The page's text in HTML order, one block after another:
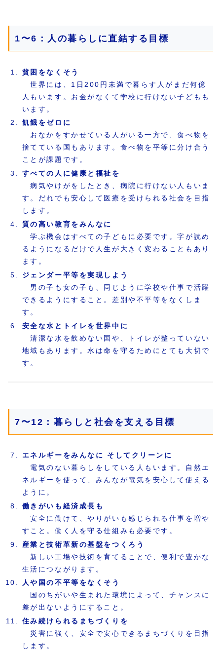
1〜6：人の暮らしに直結する目標
貧困をなくそう
世界には、1日200円未満で暮らす人がまだ何億
人もいます。お金がなくて学校に行けない子どもも
います。
飢餓をゼロに
おなかをすかせている人がいる一方で、食べ物を
捨てている国もあります。食べ物を平等に分け合う
ことが課題です。
すべての人に健康と福祉を
病気やけがをしたとき、病院に行けない人もいま
す。だれでも安心して医療を受けられる社会を目指
します。
質の高い教育をみんなに
学ぶ機会はすべての子どもに必要です。字が読め
るようになるだけで人生が大きく変わることもあり
ます。
ジェンダー平等を実現しよう
男の子も女の子も、同じように学校や仕事で活躍
できるようにすること。差別や不平等をなくしま
す。
安全な水とトイレを世界中に
清潔な水を飲めない国や、トイレが整っていない
地域もあります。水は命を守るためにとても大切で
す。
7〜12：暮らしと社会を支える目標
エネルギーをみんなに そしてクリーンに
電気のない暮らしをしている人もいます。自然エ
ネルギーを使って、みんなが電気を安心して使える
ように。
働きがいも経済成長も
安全に働けて、やりがいも感じられる仕事を増や
すこと。働く人を守る仕組みも必要です。
産業と技術革新の基盤をつくろう
新しい工場や技術を育てることで、便利で豊かな
生活につながります。
人や国の不平等をなくそう
国のちがいや生まれた環境によって、チャンスに
差が出ないようにすること。
住み続けられるまちづくりを
災害に強く、安全で安心できるまちづくりを目指
します。